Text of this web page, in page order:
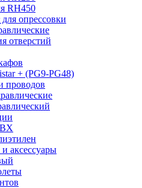
RH450
опрессовки
отверстий
+ (PG9-PG48)
проводов
аксессуары